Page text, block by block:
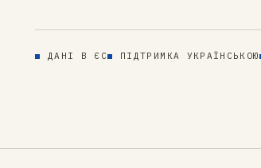
ДАНІ В ЄС ПІДТРИМКА УКРАЇНСЬКОЮ